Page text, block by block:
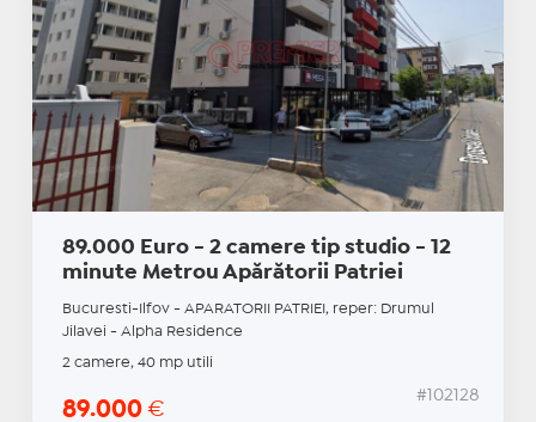
89.000 Euro - 2 camere tip studio - 12
minute Metrou Apărătorii Patriei
Bucuresti-Ilfov - APARATORII PATRIEI, reper: Drumul
Jilavei - Alpha Residence
2 camere, 40 mp utili
89.000 €
#102128